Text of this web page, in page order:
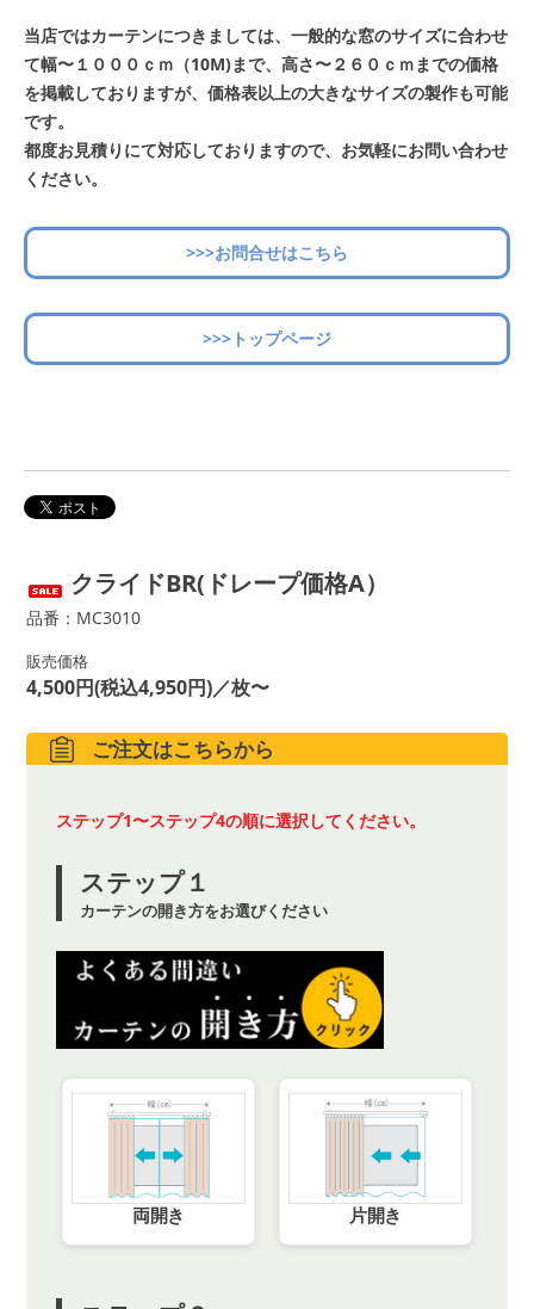
当店ではカーテンにつきましては、一般的な窓のサイズに合わせ
て幅〜１０００ｃｍ（10M)まで、高さ〜２６０ｃｍまでの価格
を掲載しておりますが、価格表以上の大きなサイズの製作も可能
です。
都度お見積りにて対応しておりますので、お気軽にお問い合わせ
ください。
>>>お問合せはこちら
>>>トップページ
クライドBR(ドレープ価格A）
品番：MC3010
販売価格
4,500円(税込4,950円)／枚〜
ご注文はこちらから
ステップ1〜ステップ4の順に選択してください。
ステップ１
カーテンの開き方をお選びください
両開き 片開き